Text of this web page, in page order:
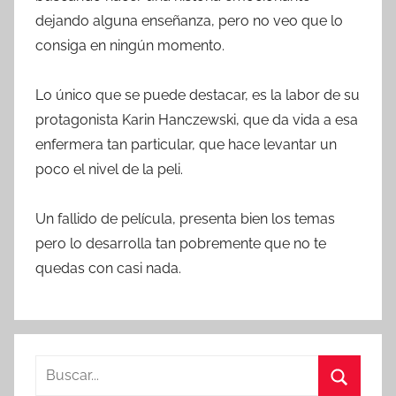
dejando alguna enseñanza, pero no veo que lo
consiga en ningún momento.
Lo único que se puede destacar, es la labor de su
protagonista Karin Hanczewski, que da vida a esa
enfermera tan particular, que hace levantar un
poco el nivel de la peli.
Un fallido de película, presenta bien los temas
pero lo desarrolla tan pobremente que no te
quedas con casi nada.